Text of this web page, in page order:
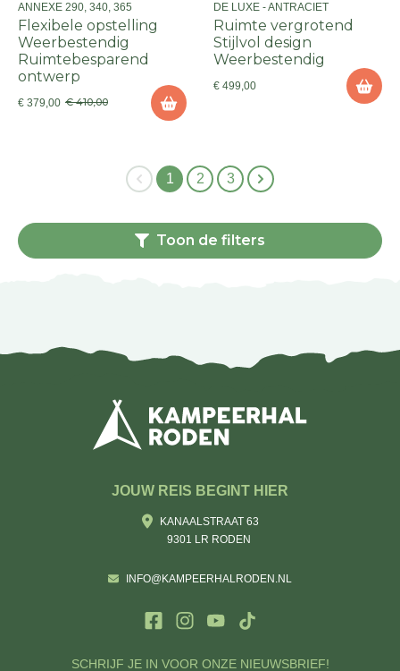
ANNEXE 290, 340, 365
Flexibele opstelling
Weerbestendig
Ruimtebesparend
ontwerp
€ 379,00 € 410,00
DE LUXE - ANTRACIET
Ruimte vergrotend
Stijlvol design
Weerbestendig
€ 499,00
1 2 3
Toon de filters
SCHRIJF JE IN VOOR ONZE NIEUWSBRIEF!
JOUW REIS BEGINT HIER
KANAALSTRAAT 63
9301 LR RODEN
INFO@KAMPEERHALRODEN.NL